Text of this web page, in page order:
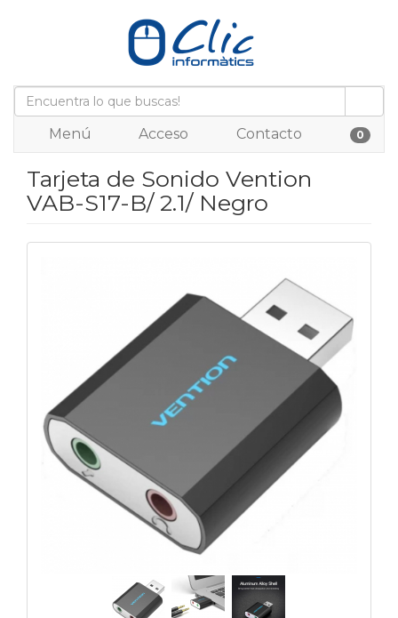
Menú Acceso Contacto 0
Tarjeta de Sonido Vention
VAB-S17-B/ 2.1/ Negro